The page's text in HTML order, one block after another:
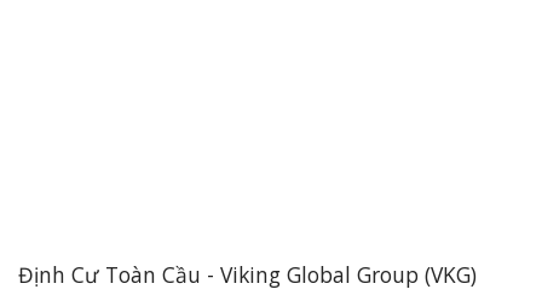
Định Cư Toàn Cầu - Viking Global Group (VKG)